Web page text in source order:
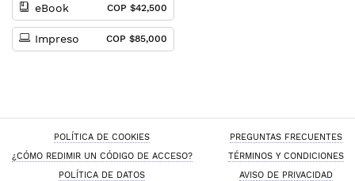
eBook COP $42,500
Impreso COP $85,000
POLÍTICA DE COOKIES
PREGUNTAS FRECUENTES
¿CÓMO REDIMIR UN CÓDIGO DE ACCESO?
TÉRMINOS Y CONDICIONES
POLÍTICA DE DATOS
AVISO DE PRIVACIDAD